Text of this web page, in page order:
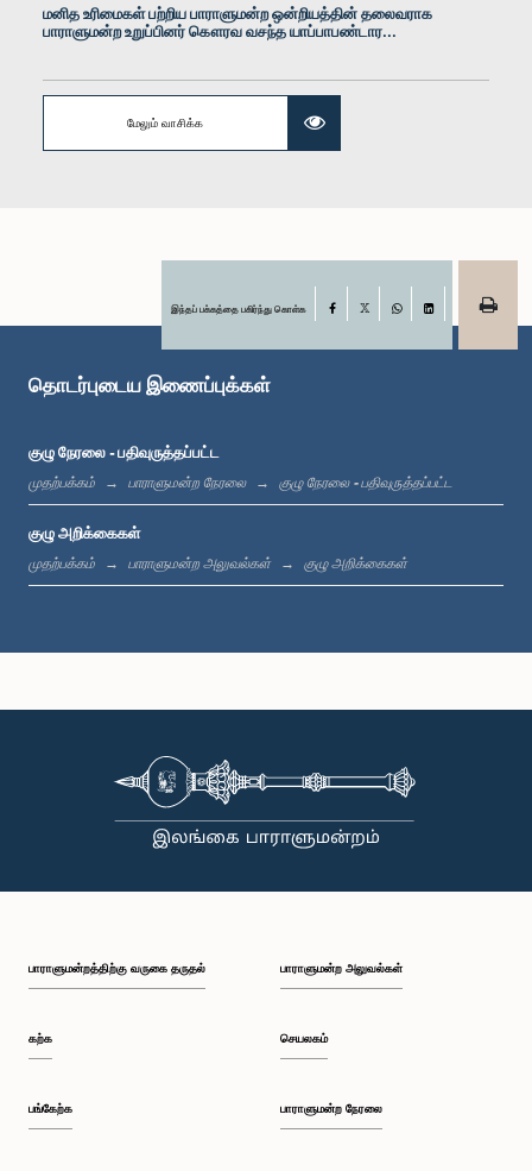
கௌரவ டப்ளியூ.எச்.எம். தர்மசேன, பா.உ.
உறுப்பினர்
மனித உரிமைகள் பற்றிய பாராளுமன்ற ஒன்றியத்தின் தலைவராக
பாராளுமன்ற உறுப்பினர் கௌரவ வசந்த யாப்பாபண்டார...
மேலும் வாசிக்க
இந்தப் பக்கத்தை பகிர்ந்து கொள்க Facebook
LinkedIn
தொடர்புடைய இணைப்புக்கள்
குழு நேரலை - பதிவுருத்தப்பட்ட
முதற்பக்கம் பாராளுமன்ற நேரலை குழு நேரலை - பதிவுருத்தப்பட்ட
குழு அறிக்கைகள்
முதற்பக்கம் பாராளுமன்ற அலுவல்கள் குழு அறிக்கைகள்
பாராளுமன்றத்திற்கு வருகை தருதல்
கற்க
பங்கேற்க
பாராளுமன்ற அலுவல்கள்
செயலகம்
பாராளுமன்ற நேரலை